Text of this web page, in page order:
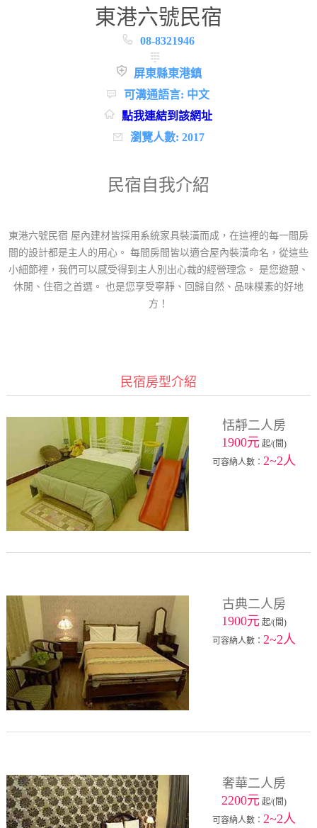
東港六號民宿
08-8321946
屏東縣東港鎮
可溝通語言: 中文
點我連結到該網址
瀏覽人數: 2017
民宿自我介紹
東港六號民宿 屋內建材皆採用系統家具裝潢而成，在這裡的每一間房
間的設計都是主人的用心。 每間房間皆以適合屋內裝潢命名，從這些
小細節裡，我們可以感受得到主人別出心裁的經營理念。 是您遊憩、
休閒、住宿之首選。 也是您享受寧靜、回歸自然、品味樸素的好地
方！
民宿房型介紹
恬靜二人房
1900元 起/(間)
可容納人數： 2~2人
古典二人房
1900元 起/(間)
可容納人數：2~2人
奢華二人房
2200元 起/(間)
可容納人數：2~2人